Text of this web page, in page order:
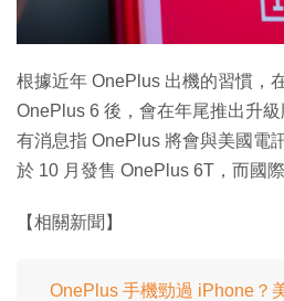
根據近年 OnePlus 出機的習慣，
OnePlus 6 後，會在年尾推出升
有消息指 OnePlus 將會與美國電
於 10 月發售 OnePlus 6T，而國
【相關新聞】
OnePlus 手機勁過 iPhone？